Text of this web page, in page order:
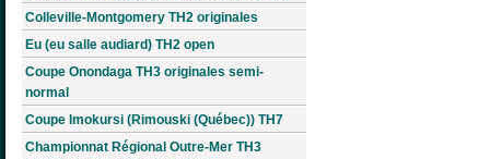
Colleville-Montgomery TH2 originales
Eu (eu salle audiard) TH2 open
Coupe Onondaga TH3 originales semi-
normal
Coupe Imokursi (Rimouski (Québec)) TH7
Championnat Régional Outre-Mer TH3